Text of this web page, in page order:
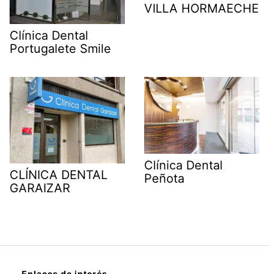
Clínica Dental
Portugalete Smile
VILLA HORMAECHE
CLÍNICA DENTAL
GARAIZAR
Clínica Dental
Peñota